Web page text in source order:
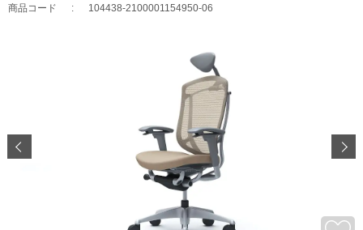
商品コード 104438-2100001154950-06